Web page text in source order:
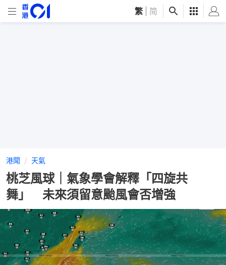
繁 简
港聞 天氣
桃芝風球｜氣象學會解釋「四旋共
舞」 未來須留意颱風會否增強